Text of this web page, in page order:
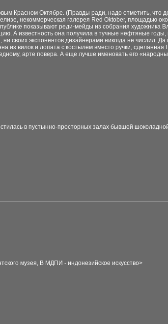
Красном Октябре. (Правды ради, надо отметить, что
некоммерческая галерея Red Oktober, площадью
показывают реди-мейды из собрания художника
А известность она получила в тучные нефтяные годы,
своих экспонентов дизайнерами никогда не числил. Да
из вилок и лопата с костылем вместо ручки,
арте повера. А еще лучше именовать его
в пустынно-просторных залах бывшей
музея, В МДПИ - индонезийское искусство>